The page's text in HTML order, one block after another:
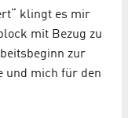
klingt es mir
mit Bezug zu
zur
und mich für den